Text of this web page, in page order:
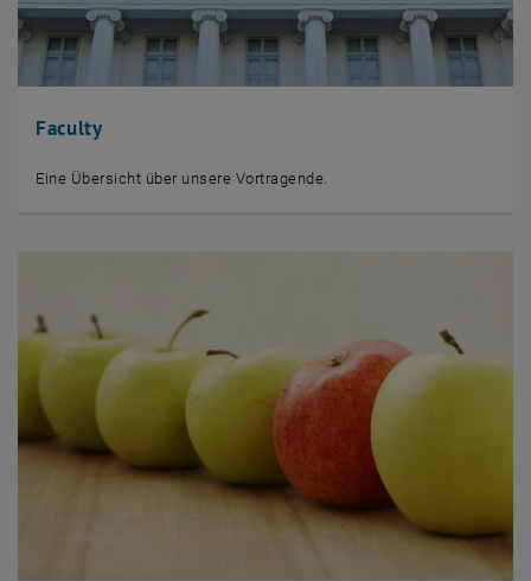
Faculty
Eine Übersicht über unsere Vortragende.